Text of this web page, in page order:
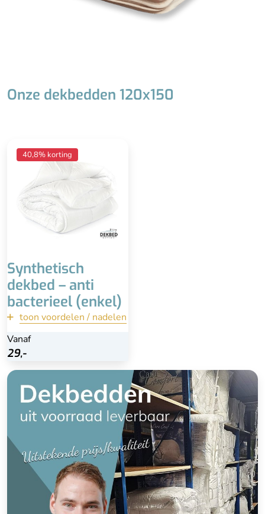
Onze dekbedden 120x150
40,8% korting
Synthetisch
dekbed – anti
bacterieel (enkel)
toon voordelen / nadelen
Vanaf
29,-
Ieder seizoen
(warmteklasse 2)
Wasbaar tot 60°
Anti-bacterieel
Reukloos & goede
isolatie (holle vezel)
Minder luxe uitstraling,
terug
Bekijk